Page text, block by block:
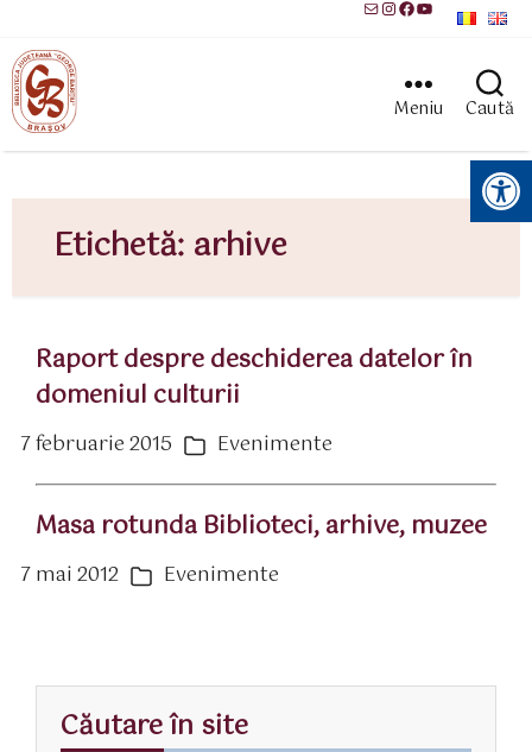
MailInstagram
Facebook
YouTube
Meniu Caută
Instrumente pentru accesibilitate
Etichetă: arhive
Raport despre deschiderea datelor în
domeniul culturii
7 februarie 2015 Categorii
Evenimente
Masa rotunda Biblioteci, arhive, muzee
7 mai 2012 Categorii
Evenimente
Căutare în site